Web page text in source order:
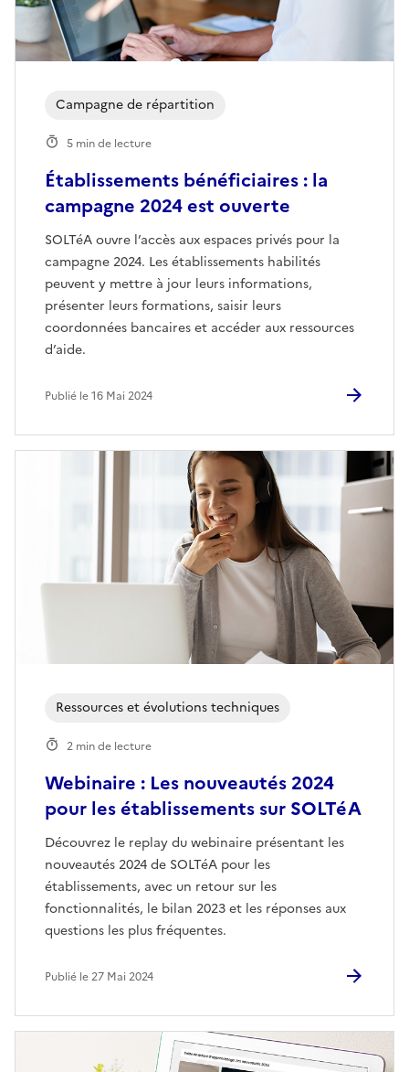
Établissements bénéficiaires : la
campagne 2024 est ouverte
SOLTéA ouvre l’accès aux espaces privés pour la
campagne 2024. Les établissements habilités
peuvent y mettre à jour leurs informations,
présenter leurs formations, saisir leurs
coordonnées bancaires et accéder aux ressources
d’aide.
Campagne de répartition
5 min de lecture
Publié le 16 Mai 2024
Webinaire : Les nouveautés 2024
pour les établissements sur SOLTéA
Découvrez le replay du webinaire présentant les
nouveautés 2024 de SOLTéA pour les
établissements, avec un retour sur les
fonctionnalités, le bilan 2023 et les réponses aux
questions les plus fréquentes.
Ressources et évolutions techniques
2 min de lecture
Publié le 27 Mai 2024